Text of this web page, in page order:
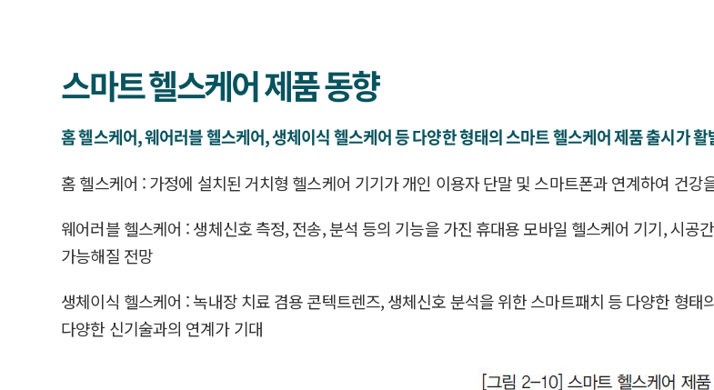
스마트 헬스케어 제품 동향
홈 헬스케어, 웨어러블 헬스케어, 생체이식 헬스케어 등 다양한 형태의 스마트 헬스케어 제품 출시가 활
홈 헬스케어 : 가정에 설치된 거치형 헬스케어 기기가 개인 이용자 단말 및 스마트폰과 연계하여 건
웨어러블 헬스케어 : 생체신호 측정, 전송, 분석 등의 기능을 가진 휴대용 모바일 헬스케어 기기, 시공
가능해질 전망
생체이식 헬스케어 : 녹내장 치료 겸용 콘텍트렌즈, 생체신호 분석을 위한 스마트패치 등 다양한 형
다양한 신기술과의 연계가 기대